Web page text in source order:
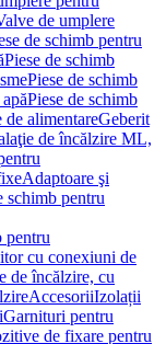
de umplere
de schimb pentru
Piese de schimb
Piese de schimb
Piese de schimb
de alimentareGeberit
de încălzire ML,
Adaptoare şi
schimb pentru
pentru
cu conexiuni de
de încălzire, cu
AccesoriiIzolații
Garnituri pentru
de fixare pentru